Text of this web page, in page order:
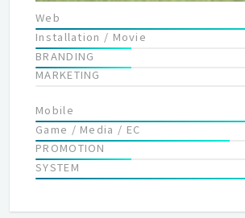
Web
Installation / Movie
BRANDING
MARKETING
Mobile
Game / Media / EC
PROMOTION
SYSTEM